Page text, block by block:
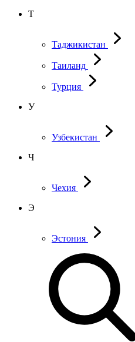
Т
Таджикистан
Таиланд
Турция
У
Узбекистан
Ч
Чехия
Э
Эстония